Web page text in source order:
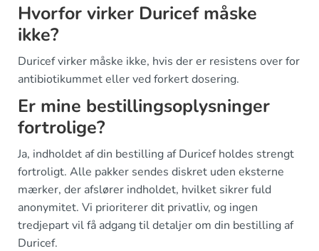
Hvorfor virker Duricef måske
ikke?
Duricef virker måske ikke, hvis der er resistens over for
antibiotikummet eller ved forkert dosering.
Er mine bestillingsoplysninger
fortrolige?
Ja, indholdet af din bestilling af Duricef holdes strengt
fortroligt. Alle pakker sendes diskret uden eksterne
mærker, der afslører indholdet, hvilket sikrer fuld
anonymitet. Vi prioriterer dit privatliv, og ingen
tredjepart vil få adgang til detaljer om din bestilling af
Duricef.